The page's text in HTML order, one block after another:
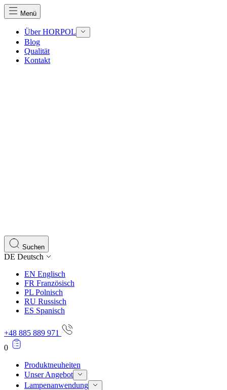
Menü
Über HORPOL
Blog
Qualität
Kontakt
Suchen
DE Deutsch
EN Englisch
FR Französisch
PL Polnisch
RU Russisch
ES Spanisch
+48 885 889 971
0
Produktneuheiten
Unser Angebot
Lampenanwendung
Marketing-Cookies werden verwendet, um Benutzer
einzelnen Benutzer relevant und ansprechend sind und
Nicht kategorisiert.
Andere nicht kategorisierte Cookies sind solche, die